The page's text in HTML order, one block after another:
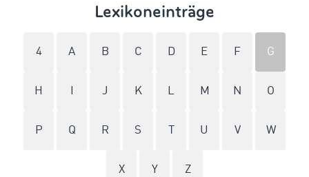
Lexikoneinträge
4 A B C D E F G
H J K L M N O
P Q R S U V W
X Y Z